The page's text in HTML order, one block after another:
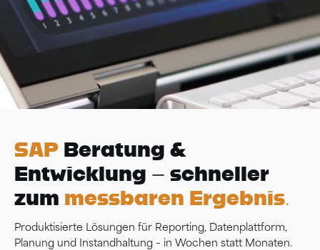
SAP Beratung &
Entwicklung – schneller
zum messbaren Ergebnis.
Produktisierte Lösungen für Reporting, Datenplattform,
Planung und Instandhaltung – in Wochen statt Monaten.